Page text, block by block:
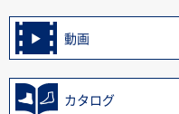
動画
カタログ